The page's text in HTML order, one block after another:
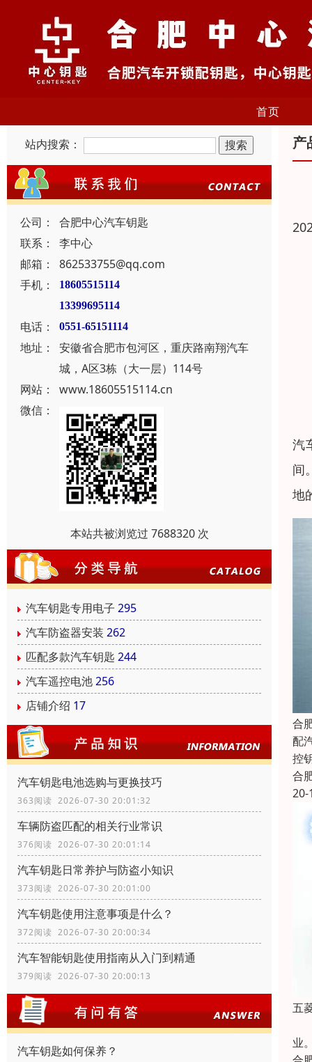
首页
站内搜索：
公司：
合肥中心汽车钥匙
联系：
李中心
邮箱：
862533755@qq.com
手机：
18605515114
13399695114
电话： 0551-65151114
地址：
安徽省合肥市包河区，重庆路南翔汽车
城，A区3栋（大一层）114号
网站：
www.18605515114.cn
微信：
本站共被浏览过 7688320 次
汽车钥匙专用电子 295
汽车防盗器安装 262
匹配多款汽车钥匙 244
汽车遥控电池256
店铺介绍 17
汽车钥匙电池选购与更换技巧
363阅读 2026-07-30 20:01:32
车辆防盗匹配的相关行业常识
376阅读 2026-07-30 20:01:14
汽车钥匙日常养护与防盗小知识
373阅读 2026-07-30 20:01:00
汽车钥匙使用注意事项是什么？
372阅读 2026-07-30 20:00:34
汽车智能钥匙使用指南从入门到精通
379阅读 2026-07-30 20:00:13
汽车钥匙如何保养？
产
汽
间
地
合
配
控
合
20-
五
业